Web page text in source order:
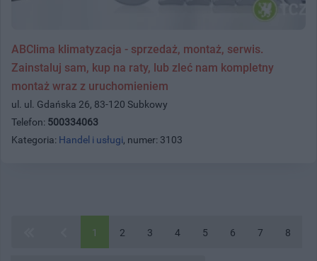
ABClima klimatyzacja - sprzedaż, montaż, serwis.
Zainstaluj sam, kup na raty, lub zleć nam kompletny
montaż wraz z uruchomieniem
ul. ul. Gdańska 26, 83-120 Subkowy
Telefon: 500334063
Kategoria: Handel i usługi, numer: 3103
1 2 3 4 5 6 7 8